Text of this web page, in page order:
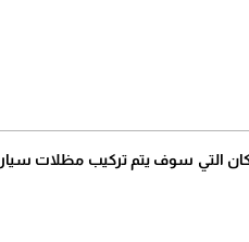
التي سوف يتم تركيب مظلات